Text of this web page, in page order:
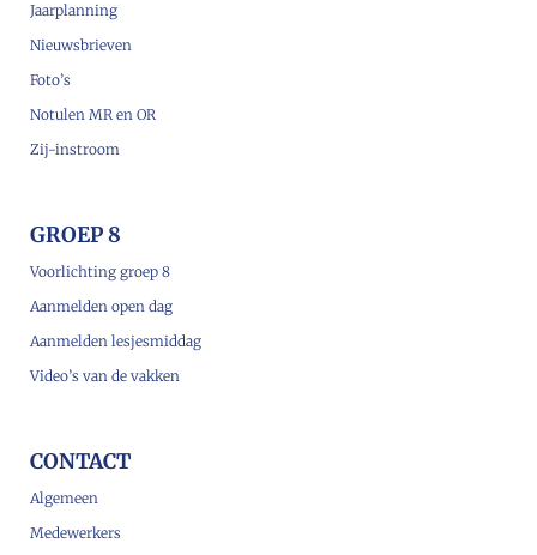
Jaarplanning
Nieuwsbrieven
Foto’s
Notulen MR en OR
Zij-instroom
GROEP 8
Voorlichting groep 8
Aanmelden open dag
Aanmelden lesjesmiddag
Video’s van de vakken
CONTACT
Algemeen
Medewerkers